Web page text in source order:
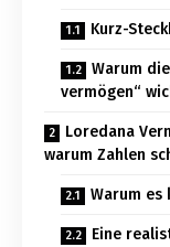
Kurz-
Warum
vermögen“
Loredana
warum Zahlen
Warum es
Eine